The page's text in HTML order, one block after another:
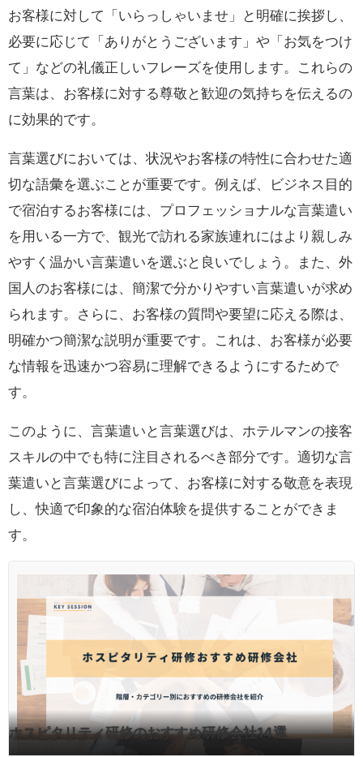
お客様に対して「いらっしゃいませ」と明確に挨拶し、
必要に応じて「ありがとうございます」や「お気をつけ
て」などの礼儀正しいフレーズを使用します。これらの
言葉は、お客様に対する尊敬と歓迎の気持ちを伝えるの
に効果的です。
言葉選びにおいては、状況やお客様の特性に合わせた適
切な語彙を選ぶことが重要です。例えば、ビジネス目的
で宿泊するお客様には、プロフェッショナルな言葉遣い
を用いる一方で、観光で訪れる家族連れにはより親しみ
やすく温かい言葉遣いを選ぶと良いでしょう。また、外
国人のお客様には、簡潔で分かりやすい言葉遣いが求め
られます。さらに、お客様の質問や要望に応える際は、
明確かつ簡潔な説明が重要です。これは、お客様が必要
な情報を迅速かつ容易に理解できるようにするためで
す。
このように、言葉遣いと言葉選びは、ホテルマンの接客
スキルの中でも特に注目されるべき部分です。適切な言
葉遣いと言葉選びによって、お客様に対する敬意を表現
し、快適で印象的な宿泊体験を提供することができま
す。
ホスピタリティ研修のおすすめ研修会社14選